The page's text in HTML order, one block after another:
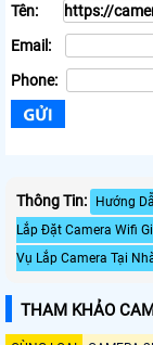
Tên:
Email:
Phone:
Thông Tin: Hướng
Lắp Đặt Camera Wifi
Vụ Lắp Camera Tại
THAM KHẢO